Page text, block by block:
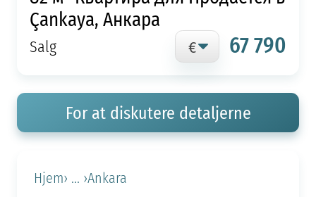
Çankaya, Анкара
Salg 67 790
For at diskutere detaljerne
Hjem› ... ›Ankara